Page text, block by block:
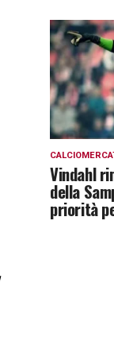
Vindahl
della
priorità